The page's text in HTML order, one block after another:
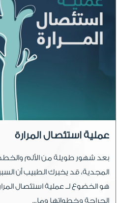
عملية استئصال المرارة
بعد شهور طويلة من الألم والخطط
المجدية، قد يخبرك الطبيب أن
هو الخضوع لــ عملية استئصال
الجراحة وخطواتها وما...